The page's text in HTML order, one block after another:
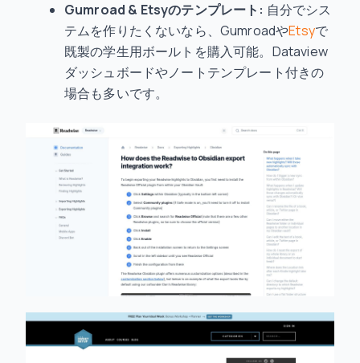
Gumroad & Etsyのテンプレート: 自分でシス
テムを作りたくないなら、GumroadやEtsyで
既製の学生用ボールトを購入可能。Dataview
ダッシュボードやノートテンプレート付きの
場合も多いです。